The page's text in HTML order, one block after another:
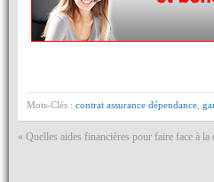
Mots-Clés : contrat assurance dépendance
« Quelles aides financières pour faire face à la